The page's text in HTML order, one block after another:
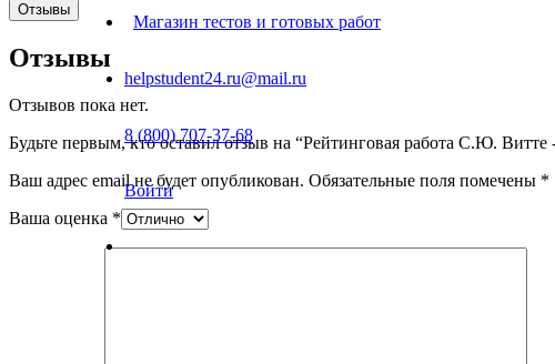
Магазин тестов и готовых работ
helpstudent24.ru@mail.ru
8 (800) 707-37-68
Войти
Отзывы
Отзывы
Отзывов пока нет.
Будьте первым, кто оставил отзыв на “Рейтинговая работа С.Ю.
Ваш адрес email не будет опубликован. Обязательные поля помечены *
Ваша оценка *